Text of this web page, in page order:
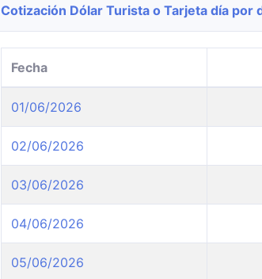
Cotización Dólar Turista o Tarjeta día por
Fecha
01/06/2026
02/06/2026
03/06/2026
04/06/2026
05/06/2026